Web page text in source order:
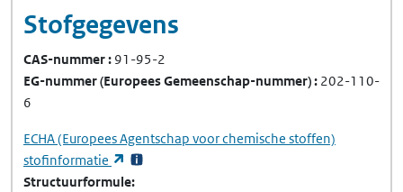
Stofgegevens
CAS-nummer 91-95-2
EG-nummer(Europees Gemeenschap-nummer) 202-110-
6
ECHA(Europees Agentschap voor chemische stoffen)
stofinformatie
(opent in een nieuw tabblad)
Structuurformule